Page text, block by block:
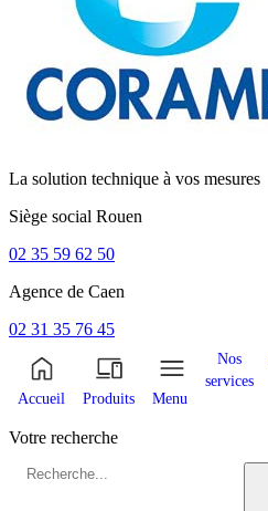
La solution technique à vos mesures
Siège social Rouen
02 35 59 62 50
Agence de Caen
02 31 35 76 45
Accueil Produits Menu
Nos
services
Votre recherche